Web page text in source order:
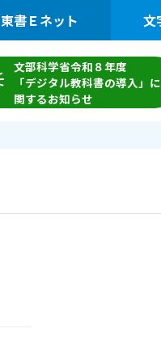
東書Ｅネット 文
文部科学省令和８年度
「デジタル教科書の導入」に
関するお知らせ